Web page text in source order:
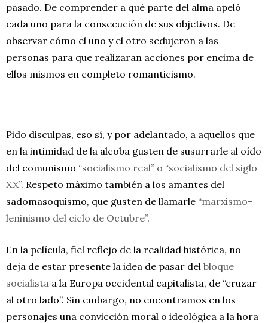
pasado. De comprender a qué parte del alma apeló
cada uno para la consecución de sus objetivos. De
observar cómo el uno y el otro sedujeron a las
personas para que realizaran acciones por encima de
ellos mismos en completo romanticismo.
Pido disculpas, eso sí, y por adelantado, a aquellos que
en la intimidad de la alcoba gusten de susurrarle al oído
del comunismo “socialismo real” o “socialismo del siglo
XX”. Respeto máximo también a los amantes del
sadomasoquismo, que gusten de llamarle “marxismo-
leninismo del ciclo de Octubre”.
En la película, fiel reflejo de la realidad histórica, no
deja de estar presente la idea de pasar del bloque
socialista a la Europa occidental capitalista, de “cruzar
al otro lado”. Sin embargo, no encontramos en los
personajes una convicción moral o ideológica a la hora